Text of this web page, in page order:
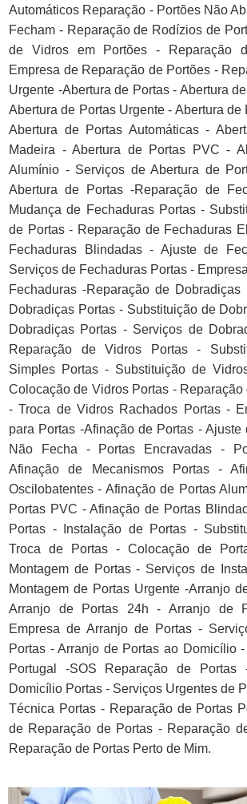
Automáticos Reparação - Portões Não
Fecham - Reparação de Rodízios de
de Vidros em Portões - Reparação
Empresa de Reparação de Portões -
Urgente -Abertura de Portas - Abertura
Abertura de Portas Urgente - Abertura
Abertura de Portas Automáticas -
Madeira - Abertura de Portas PVC -
Alumínio - Serviços de Abertura de
Abertura de Portas -Reparação de
Mudança de Fechaduras Portas -
de Portas - Reparação de Fechaduras
Fechaduras Blindadas - Ajuste de
Serviços de Fechaduras Portas -
Fechaduras -Reparação de
Dobradiças Portas - Substituição de
Dobradiças Portas - Serviços de
Reparação de Vidros Portas -
Simples Portas - Substituição de
Colocação de Vidros Portas -
- Troca de Vidros Rachados Portas -
para Portas -Afinação de Portas - Ajuste
Não Fecha - Portas Encravadas -
Afinação de Mecanismos Portas -
Oscilobatentes - Afinação de Portas
Portas PVC - Afinação de Portas
Portas - Instalação de Portas -
Troca de Portas - Colocação de
Montagem de Portas - Serviços de
Montagem de Portas Urgente -Arranjo
Arranjo de Portas 24h - Arranjo de
Empresa de Arranjo de Portas -
Portas - Arranjo de Portas ao Domicílio
Portugal -SOS Reparação de Portas
Domicílio Portas - Serviços Urgentes de
Técnica Portas - Reparação de Portas
de Reparação de Portas - Reparação
Reparação de Portas Perto de Mim.